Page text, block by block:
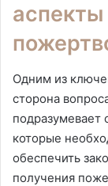
аспекты
Одним из
сторона
которые
обеспечить
получения